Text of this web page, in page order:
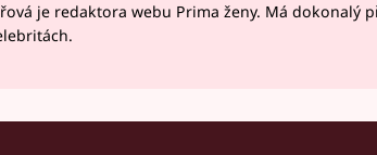
je redaktora webu Prima ženy. Má dokonalý